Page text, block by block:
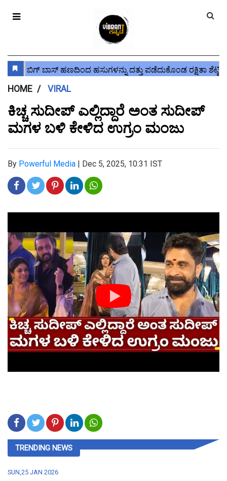
HOME VIRAL
ಕಿಚ್ಚ ಸುದೀಪ್ ಎಲ್ಲಿದ್ದಾರೆ ಅಂತ ಸುದೀಪ್
ಮಗಳ ಬಳಿ ಕೇಳಿದ ಉಗ್ರಂ ಮಂಜು
By Powerful Media | Dec 5, 2025, 10:31 IST
TRENDING NEWS
SUN,25 JAN 2026